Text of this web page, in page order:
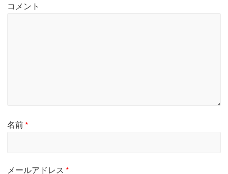
コメント
名前 *
メールアドレス *